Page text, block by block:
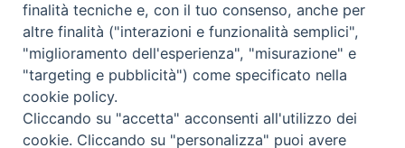
finalità tecniche e, con il tuo consenso, anche per
altre finalità ("interazioni e funzionalità semplici",
"miglioramento dell'esperienza", "misurazione" e
"targeting e pubblicità") come specificato nella
cookie policy.
Cliccando su "accetta" acconsenti all'utilizzo dei
cookie. Cliccando su "personalizza" puoi avere